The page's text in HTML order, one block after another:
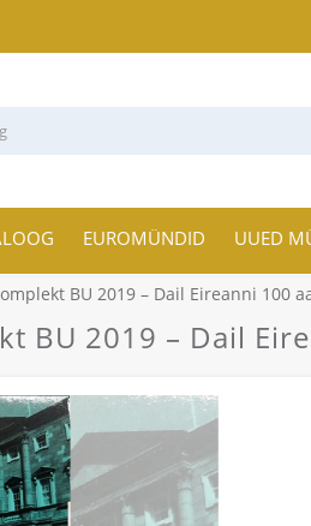
EUROMÜNDID UUED
BU 2019 – Dail Eireanni 100
BU 2019 – Dail